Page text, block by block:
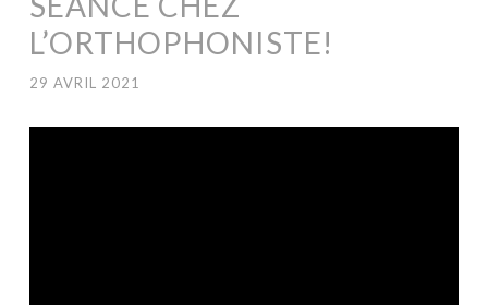
L’ORTHOPHONISTE!
29 AVRIL 2021